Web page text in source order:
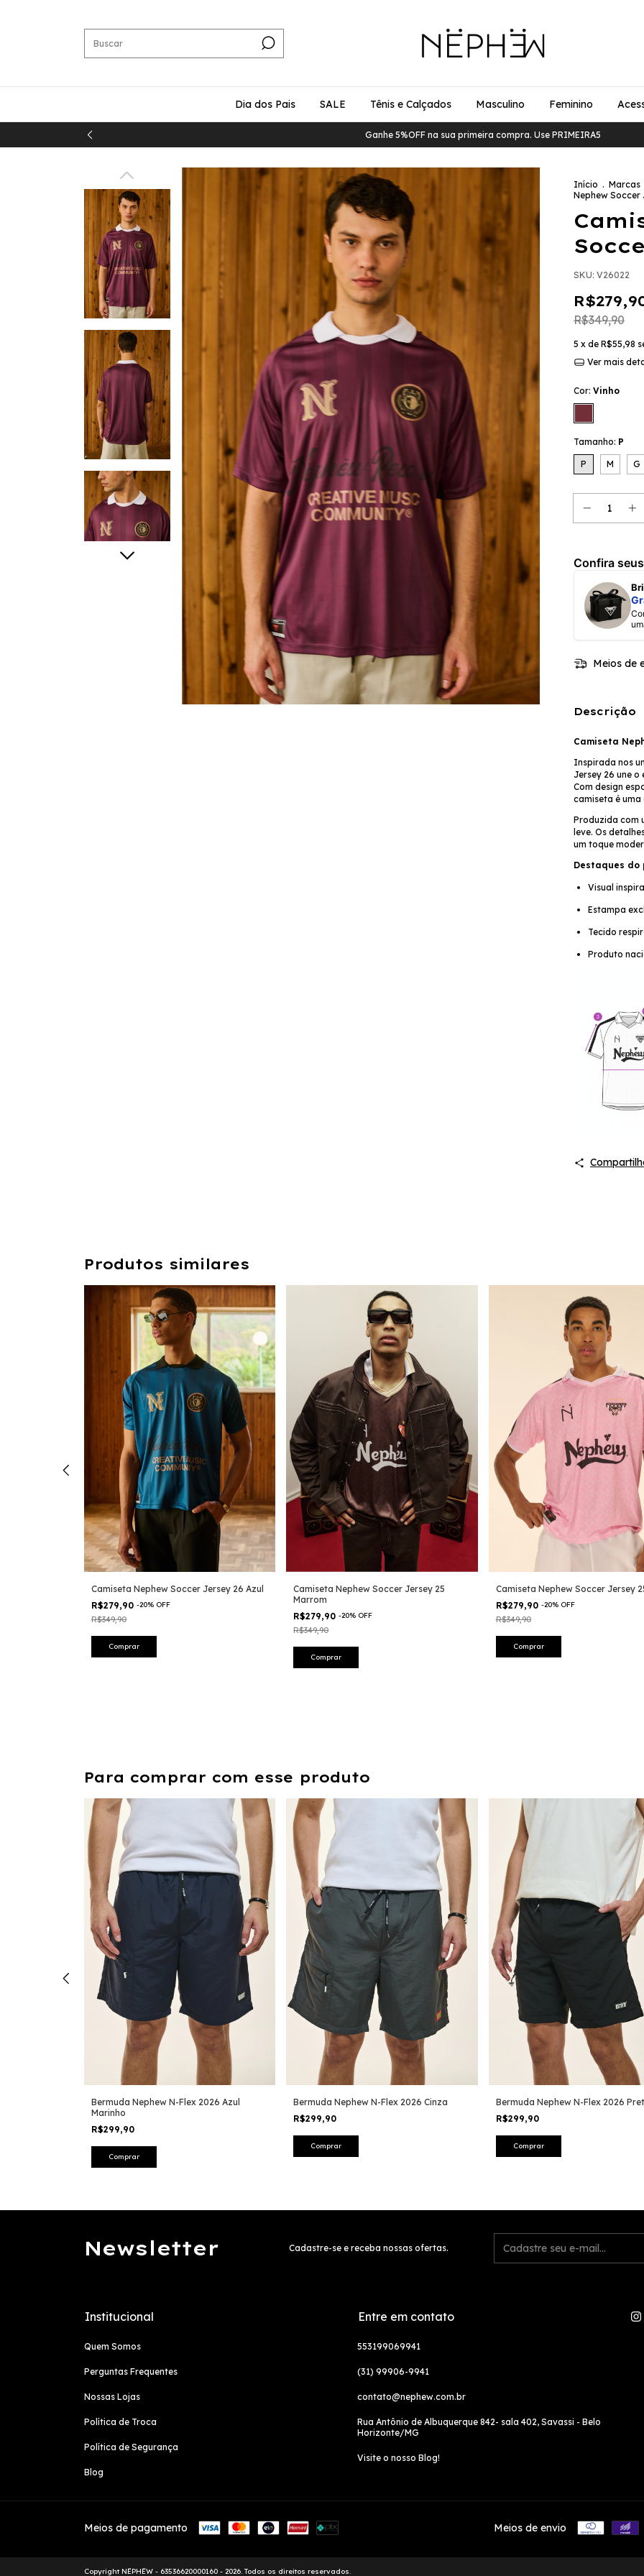
Dia dos Pais SALE Tênis e Calçados Masculino Feminino
Ganhe 5%OFF na sua primeira compra. Use PRIMEIRA5
Início . Marcas
Nephew Soccer
SKU: V26022
R$349,90
5 x de R$55,98
Ver mais
Cor: Vinho
Tamanho: P
P M G
Confira
Comprando a coleção Nephew Soul Ska Jazz, ganhe
Meios de
Descrição
Camiseta
Inspirada nos
Jersey 26 une
Com design
camiseta é
Produzida com
leve. Os
um toque
Destaques do
Visual
Estampa
Tecido
Produto
Produtos similares
Camiseta Nephew Soccer Jersey 26 Azul
R$279,90 -20% OFF
R$349,90
Comprar
Camiseta Nephew Soccer Jersey 25
Marrom
R$279,90-20% OFF
R$349,90
Comprar
Camiseta Nephew Soccer Jersey
R$279,90 -20% OFF
R$349,90
Comprar
Para comprar com esse produto
Bermuda Nephew N-Flex 2026 Azul
Marinho
R$299,90
Comprar
Bermuda Nephew N-Flex 2026 Cinza
R$299,90
Comprar
Bermuda Nephew N-Flex 2026
R$299,90
Comprar
Newsletter Cadastre-se e receba nossas ofertas.
Institucional
Quem Somos
Perguntas Frequentes
Nossas Lojas
Política de Troca
Política de Segurança
Blog
Entre em contato
553199069941
(31) 99906-9941
contato@nephew.com.br
Rua Antônio de Albuquerque 842- sala 402, Savassi - Belo
Horizonte/MG
Visite o nosso Blog!
Meios de pagamento Meios de envio
Copyright NËPHËW - 63536620000160 - 2026. Todos os direitos reservados.